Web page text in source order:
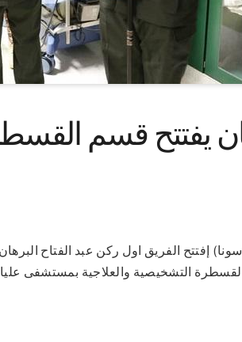
يفتتح قسم
١٧ -٣-٢٠٢١ (سونا) إفتتح الفريق اول ركن عبد
التشخيصية والعلاجية بمستشفى